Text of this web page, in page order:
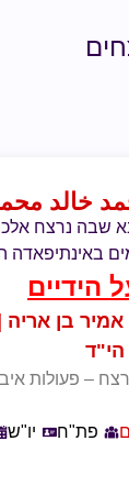
خالد
שבה נרצח
באינתיפאדה
הידיים
בן אריה |
הי"ד
– פעולות
פת"ח יו"ש